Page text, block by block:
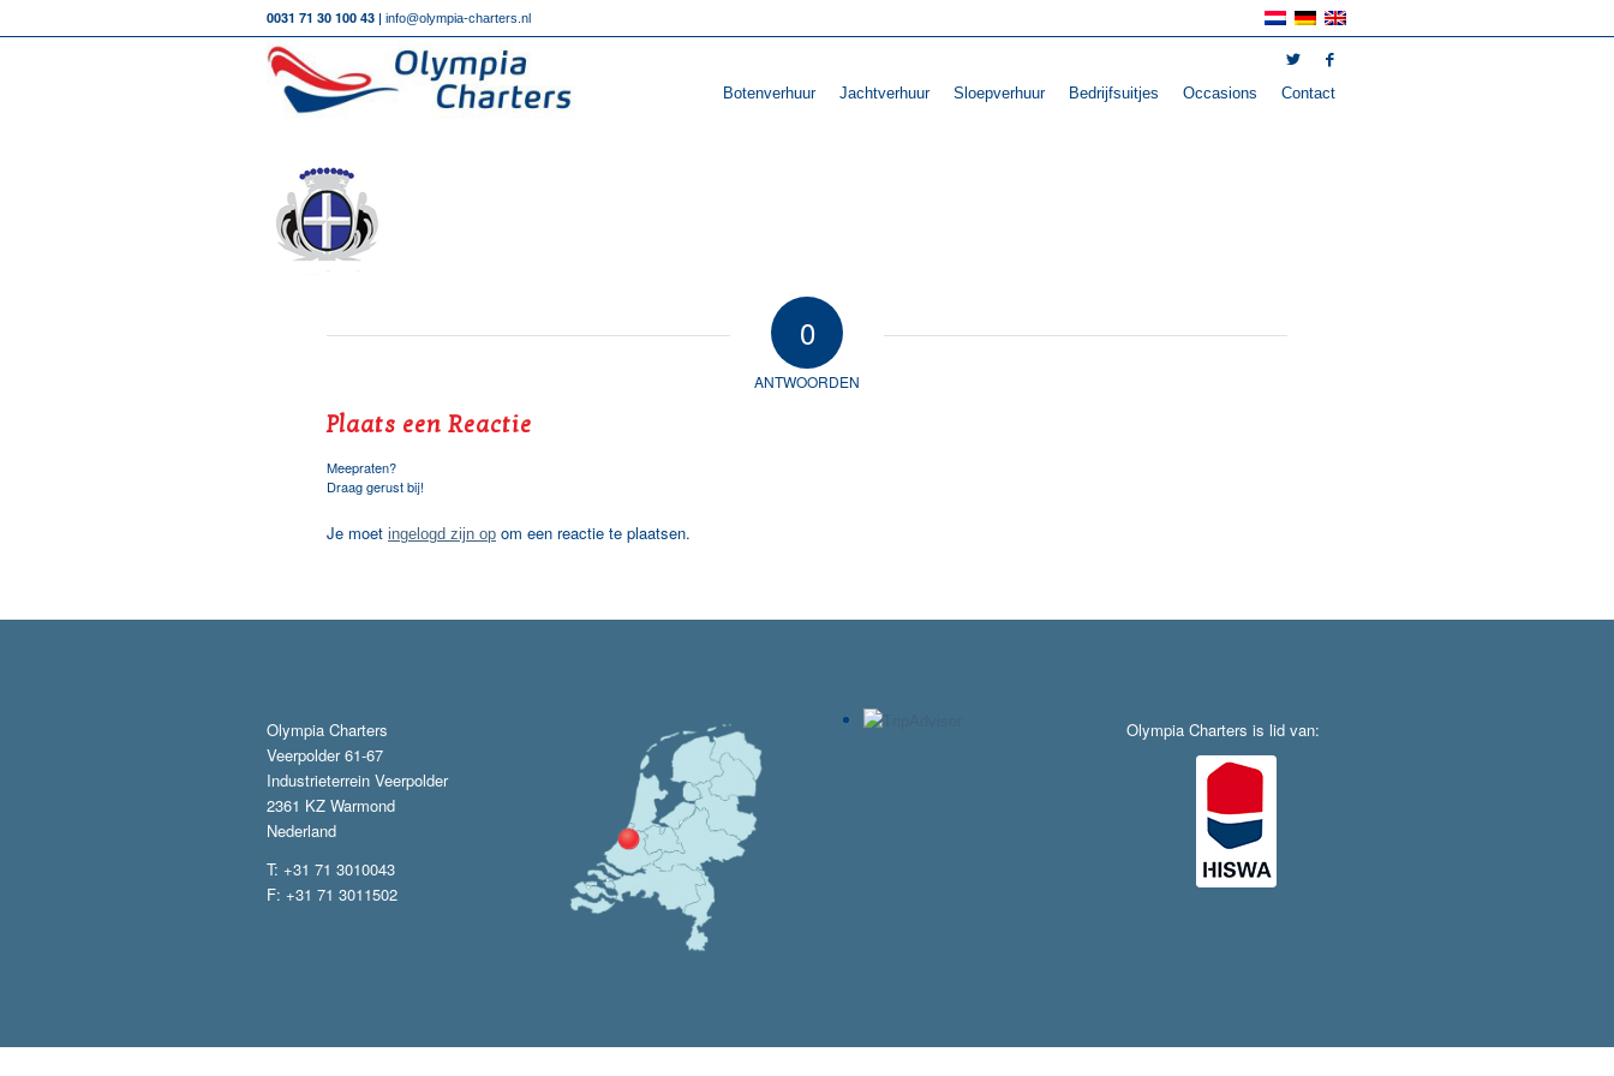
0031 71 30 100 43 | info@olympia-charters.nl
Botenverhuur Jachtverhuur Sloepverhuur Bedrijfsuitjes Occasions Contact
0
ANTWOORDEN
Plaats een Reactie
Meepraten?
Draag gerust bij!
Je moet ingelogd zijn op om een reactie te plaatsen.
Olympia Charters
Veerpolder 61-67
Industrieterrein Veerpolder
2361 KZ Warmond
Nederland
T: +31 71 3010043
F: +31 71 3011502
Olympia Charters is lid van: